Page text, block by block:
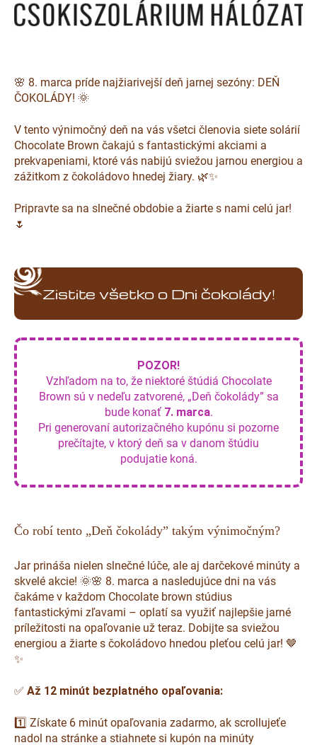
🌸 8. marca príde najžiarivejší deň jarnej sezóny: DEŇ
ČOKOLÁDY! 🌞
V tento výnimočný deň na vás všetci členovia siete solárií
Chocolate Brown čakajú s fantastickými akciami a
prekvapeniami, ktoré vás nabijú sviežou jarnou energiou a
zážitkom z čokoládovo hnedej žiary. 🌿✨
Pripravte sa na slnečné obdobie a žiarte s nami celú jar!
🌷
Zistite všetko o Dni čokolády!
POZOR!
Vzhľadom na to, že niektoré štúdiá Chocolate
Brown sú v nedeľu zatvorené, „Deň čokolády” sa
bude konať 7. marca.
Pri generovaní autorizačného kupónu si pozorne
prečítajte, v ktorý deň sa v danom štúdiu
podujatie koná.
Čo robí tento „Deň čokolády” takým výnimočným?
Jar prináša nielen slnečné lúče, ale aj darčekové minúty a
skvelé akcie! 🌞🌸 8. marca a nasledujúce dni na vás
čakáme v každom Chocolate brown stúdius
fantastickými zľavami – oplatí sa využiť najlepšie jarné
príležitosti na opaľovanie už teraz. Dobijte sa sviežou
energiou a žiarte s čokoládovo hnedou pleťou celú jar! 🤎
✨
✅ Až 12 minút bezplatného opaľovania:
1️⃣ Získate 6 minút opaľovania zadarmo, ak scrollujeťe
nadol na stránke a stiahnete si kupón na minúty